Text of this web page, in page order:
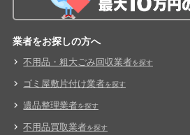
業者をお探しの方へ
不用品・粗大ごみ回収業者を探す
ゴミ屋敷片付け業者を探す
遺品整理業者を探す
不用品買取業者を探す